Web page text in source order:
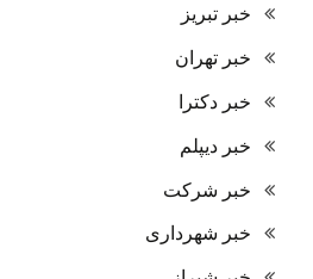
خبر تبریز
خبر تهران
خبر دکترا
خبر دیپلم
خبر شرکت
خبر شهرداری